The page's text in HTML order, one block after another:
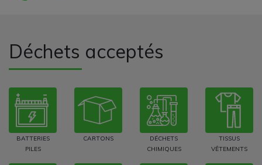
Déchets acceptés
BATTERIES
PILES
CARTONS
DÉCHETS
CHIMIQUES
TISSUS
VÊTEMENTS